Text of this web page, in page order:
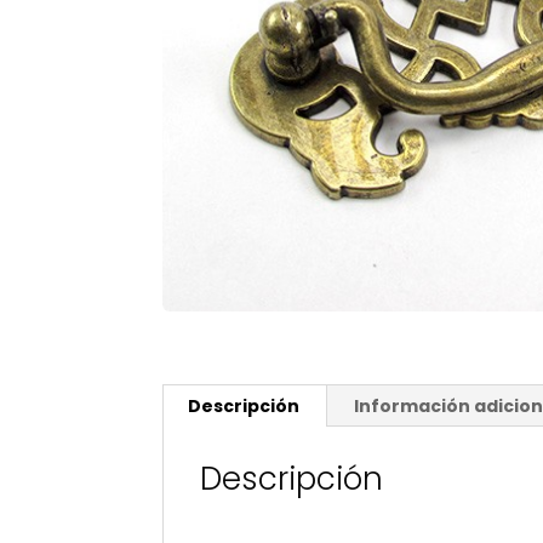
Descripción Información
Descripción